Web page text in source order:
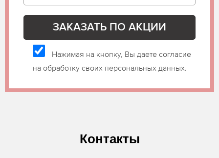
Нажимая на кнопку, Вы даете согласие
на обработку своих персональных данных.
Контакты